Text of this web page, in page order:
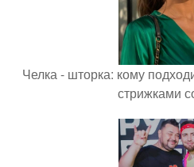
Челка - шторка: кому
стрижками